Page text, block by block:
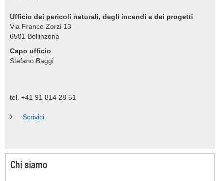
Ufficio dei pericoli naturali, degli incendi e dei progetti
Via Franco Zorzi 13
6501 Bellinzona
Capo ufficio
Stefano Baggi
tel. +41 91 814 28 51
Scrivici
Chi siamo